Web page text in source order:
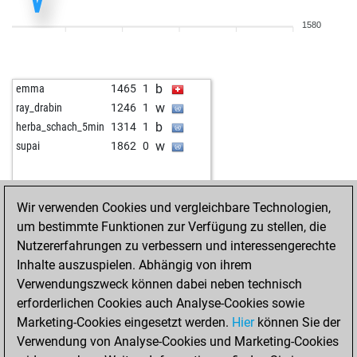
b
salamandr 1700 0 b
petrsigut 1648 1 b
erdekes37 1740 0 b
chrismu 1300 1 w
herbert kalsch 2 1522 1 w
jynx lr 1679 0 w
holger lodahl 1463 1 b
helmut_ulm 1755 r w
vinodap0101 1573 0 b
gustavo mejia 1424 1 w
gustavo mejia 1436 1 b
quarks 1658 0 w
roy tobiansky 1505 0 w
1580
emma 1465 1 b
ray_drabin 1246 1 w
herba_schach_5min 1314 1 b
supai 1862 0 w
Wir verwenden Cookies und vergleichbare Technologien,
um bestimmte Funktionen zur Verfügung zu stellen, die
Nutzererfahrungen zu verbessern und interessengerechte
Inhalte auszuspielen. Abhängig von ihrem
Verwendungszweck können dabei neben technisch
erforderlichen Cookies auch Analyse-Cookies sowie
Marketing-Cookies eingesetzt werden. Hierkönnen Sie der
Verwendung von Analyse-Cookies und Marketing-Cookies